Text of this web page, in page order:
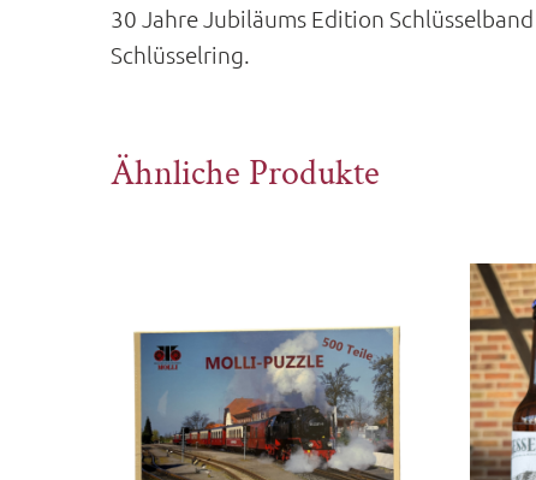
30 Jahre Jubiläums Edition
Schlüsselring.
Ähnliche Produkte